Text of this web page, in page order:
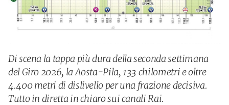
Di scena la tappa più dura della seconda settimana
del Giro 2026, la Aosta-Pila, 133 chilometri e oltre
4.400 metri di dislivello per una frazione decisiva.
Tutto in diretta in chiaro sui canali Rai.